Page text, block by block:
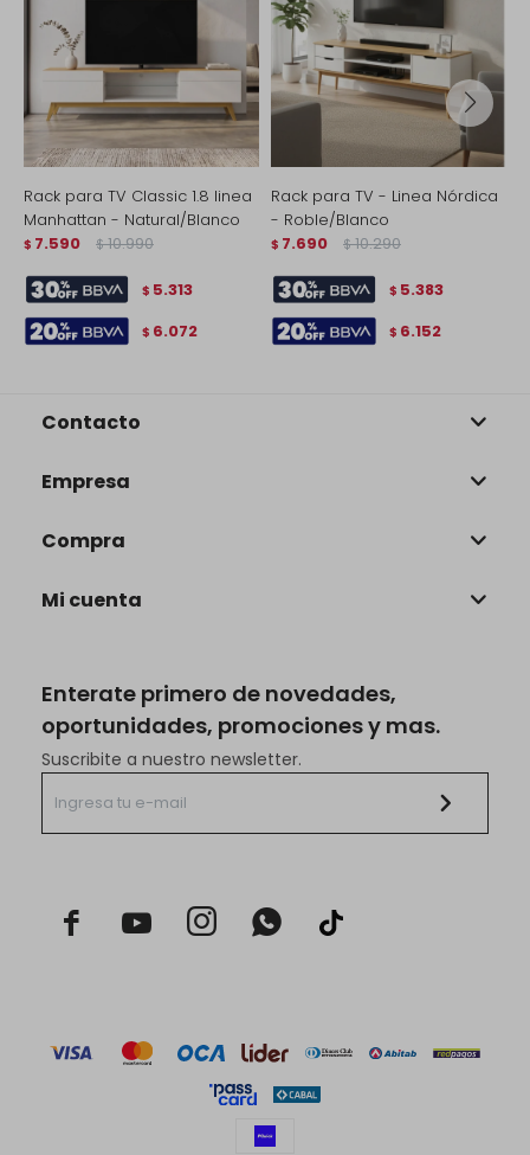
Rack para TV Classic 1.8 linea
Manhattan - Natural/Blanco
$ 7.590 $ 10.990
$ 5.313
$ 6.072
Rack para TV - Linea Nórdica
- Roble/Blanco
$ 7.690 $ 10.290
$ 5.383
$ 6.152
Enterate primero de novedades,
oportunidades, promociones y mas.
Suscribite a nuestro newsletter.
  
Contacto
Empresa
Compra
Mi cuenta